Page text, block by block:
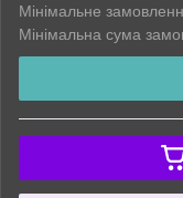
Мінімальне
Мінімальна сума